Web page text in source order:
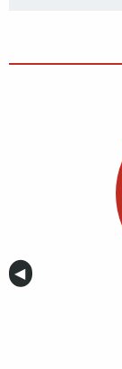
Anterior
◀︎